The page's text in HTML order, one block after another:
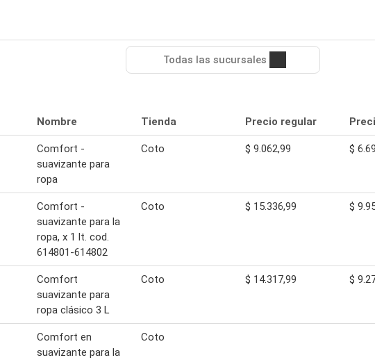
Todas las sucursales
Nombre Tienda Precio regular
Comfort -
suavizante para
ropa
Coto $ 9.062,99 $
Comfort -
suavizante para la
ropa, x 1 lt. cod.
614801-614802
Coto $ 15.336,99 $
Comfort
suavizante para
ropa clásico 3 L
Coto $ 14.317,99 $
Comfort en
suavizante para la
Coto